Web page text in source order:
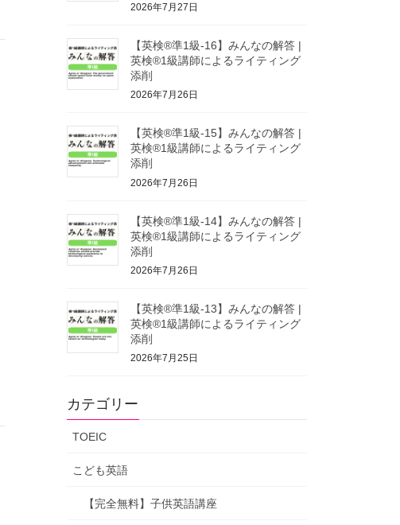
2026年7月27日
【英検®準1級-16】みんなの解答 |
英検®1級講師によるライティング
添削
2026年7月26日
【英検®準1級-15】みんなの解答 |
英検®1級講師によるライティング
添削
2026年7月26日
【英検®準1級-14】みんなの解答 |
英検®1級講師によるライティング
添削
2026年7月26日
【英検®準1級-13】みんなの解答 |
英検®1級講師によるライティング
添削
2026年7月25日
カテゴリー
TOEIC
こども英語
【完全無料】子供英語講座